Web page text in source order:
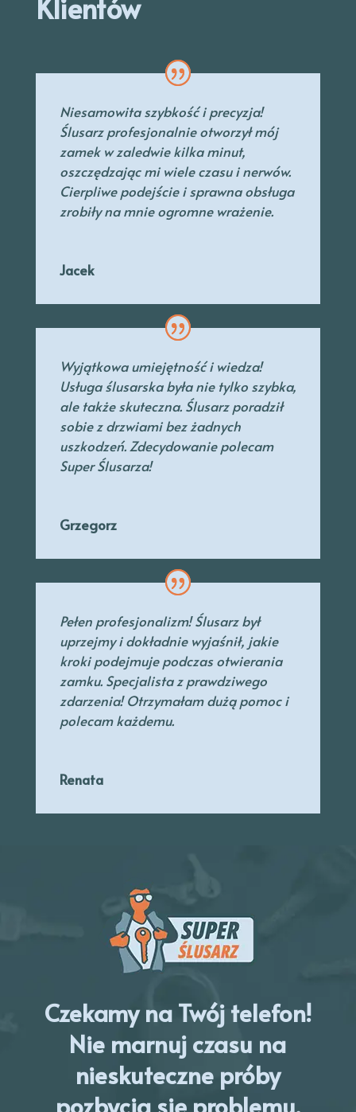
Niesamowita szybkość i precyzja!
Ślusarz profesjonalnie otworzył mój
zamek w zaledwie kilka minut,
oszczędzając mi wiele czasu i nerwów.
Cierpliwe podejście i sprawna obsługa
zrobiły na mnie ogromne wrażenie.
Jacek
Wyjątkowa umiejętność i wiedza!
Usługa ślusarska była nie tylko szybka,
ale także skuteczna. Ślusarz poradził
sobie z drzwiami bez żadnych
uszkodzeń. Zdecydowanie polecam
Super Ślusarza!
Grzegorz
Pełen profesjonalizm! Ślusarz był
uprzejmyi dokładnie wyjaśnił, jakie
kroki podejmuje podczas otwierania
zamku. Specjalistaz prawdziwego
zdarzenia! Otrzymałam dużą pomoc i
polecam każdemu.
Renata
Czekamy na Twój telefon!
Nie marnuj czasu na
nieskuteczne próby
pozbycia się problemu.